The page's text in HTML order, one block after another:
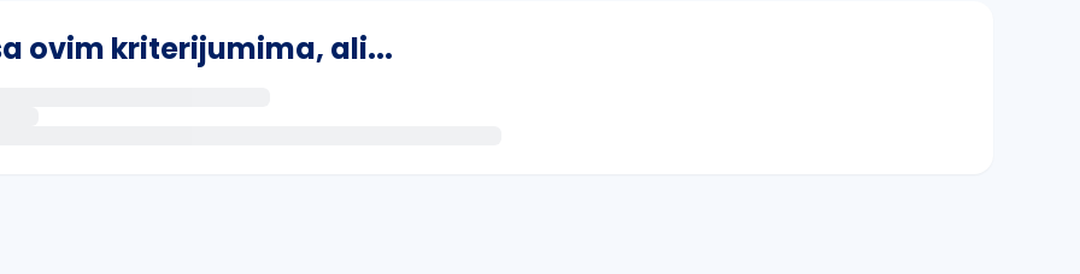
ovim kriterijumima, ali...